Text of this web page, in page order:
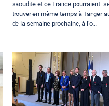
saoudite et de France pourraient
trouver en même temps à Tanger
de la semaine prochaine, à l’o...